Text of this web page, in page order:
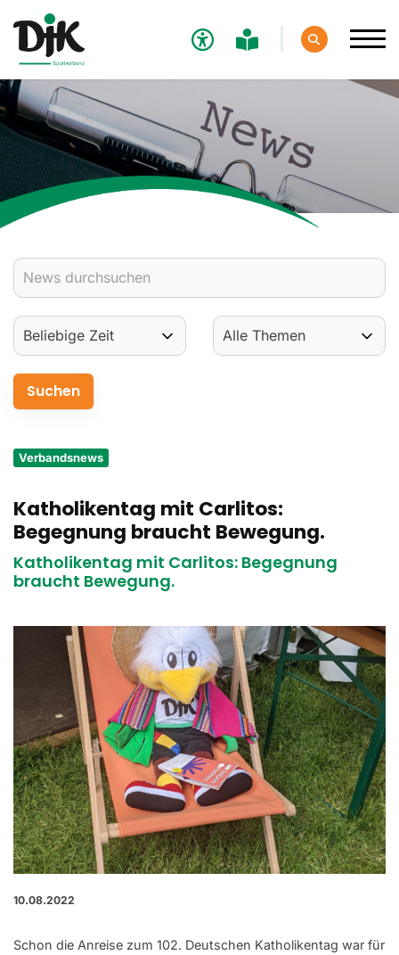
Verbandsnews
Katholikentag mit Carlitos:
Begegnung braucht Bewegung.
Katholikentag mit Carlitos: Begegnung
braucht Bewegung.
10.08.2022
Schon die Anreise zum 102. Deutschen Katholikentag war für
Verband
Aktuelles
Verbands-News
Termine
Verantwortung
Aus- und Fortbildungen
Kontakt
Bundessportfest '26